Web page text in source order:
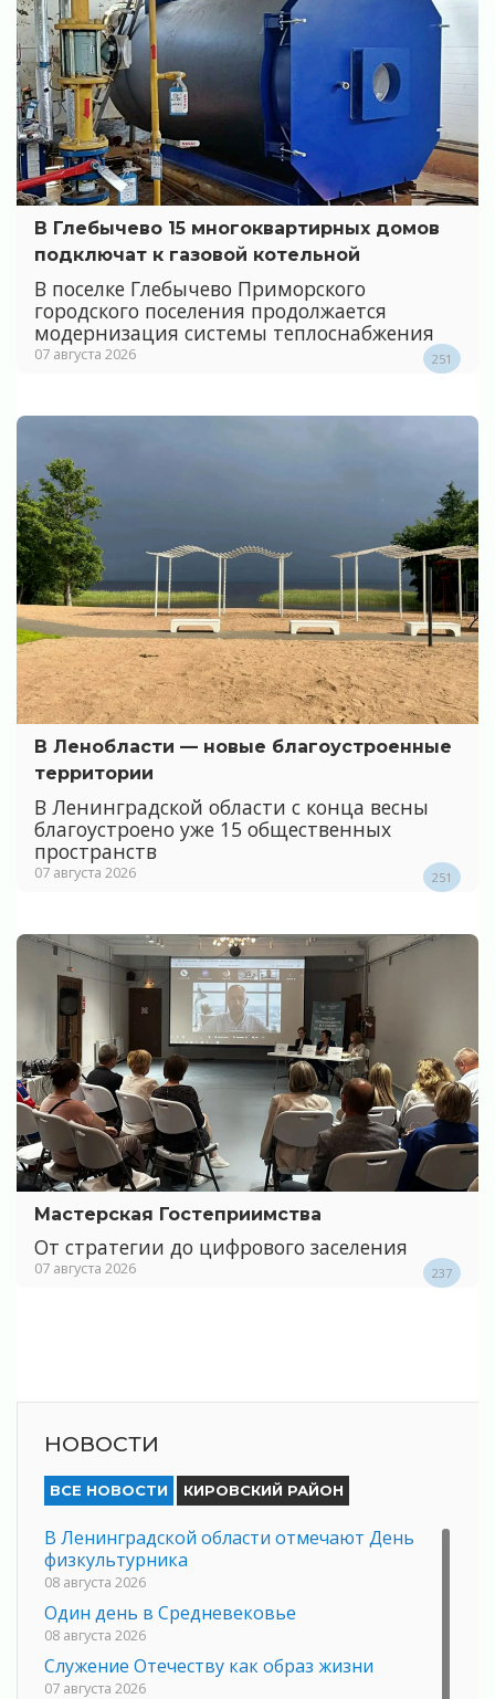
В Глебычево 15 многоквартирных домов
подключат к газовой котельной
В поселке Глебычево Приморского
городского поселения продолжается
модернизация системы теплоснабжения
07 августа 2026 251
В Ленобласти — новые благоустроенные
территории
В Ленинградской области с конца весны
благоустроено уже 15 общественных
пространств
07 августа 2026 251
Мастерская Гостеприимства
От стратегии до цифрового заселения
07 августа 2026 237
НОВОСТИ
ВСЕ НОВОСТИ КИРОВСКИЙ РАЙОН
В Ленинградской области отмечают День
физкультурника
08 августа 2026
Один день в Средневековье
08 августа 2026
Служение Отечеству как образ жизни
07 августа 2026